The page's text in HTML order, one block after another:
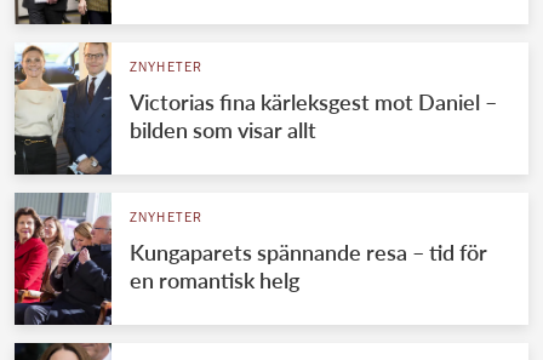
Danska kungahuset
Spanska kungahuset
Jordanska kungahuset
Luxemburgska storhertighuset
Japanska kejsarhuset
ZNYHETER
Victorias fina kärleksgest mot Daniel –
bilden som visar allt
ZNYHETER
Kungaparets spännande resa – tid för
en romantisk helg